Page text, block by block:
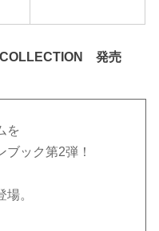
COLLECTION 発売
を
ック第2弾！
。